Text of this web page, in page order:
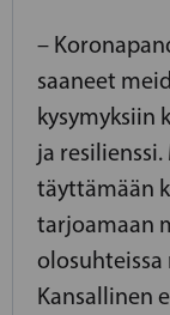
–
saaneet
kysymyksiin
ja
täyttämään
tarjoamaan
olosuhteissa
Kansallinen